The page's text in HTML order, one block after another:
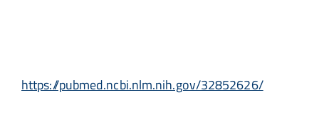
https://pubmed.ncbi.nlm.nih.gov/32852626/